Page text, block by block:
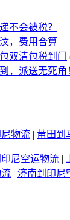
不会被税？
，费用合算
双清包税到门
，派送无死角
物流 | 莆田到
尼空运物流 |
| 济南到印尼